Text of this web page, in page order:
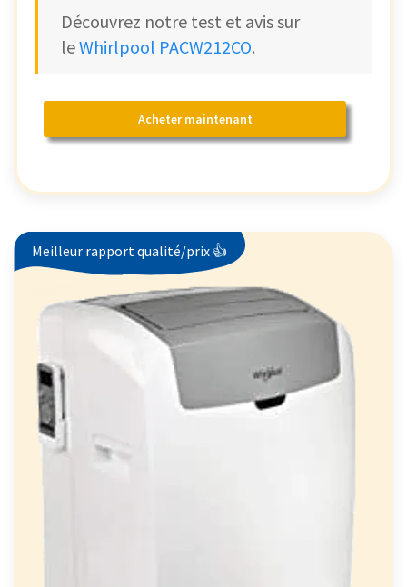
Découvrez notre test et avis sur
leWhirlpool PACW212CO.
Acheter maintenant
Meilleur rapport qualité/prix 👍